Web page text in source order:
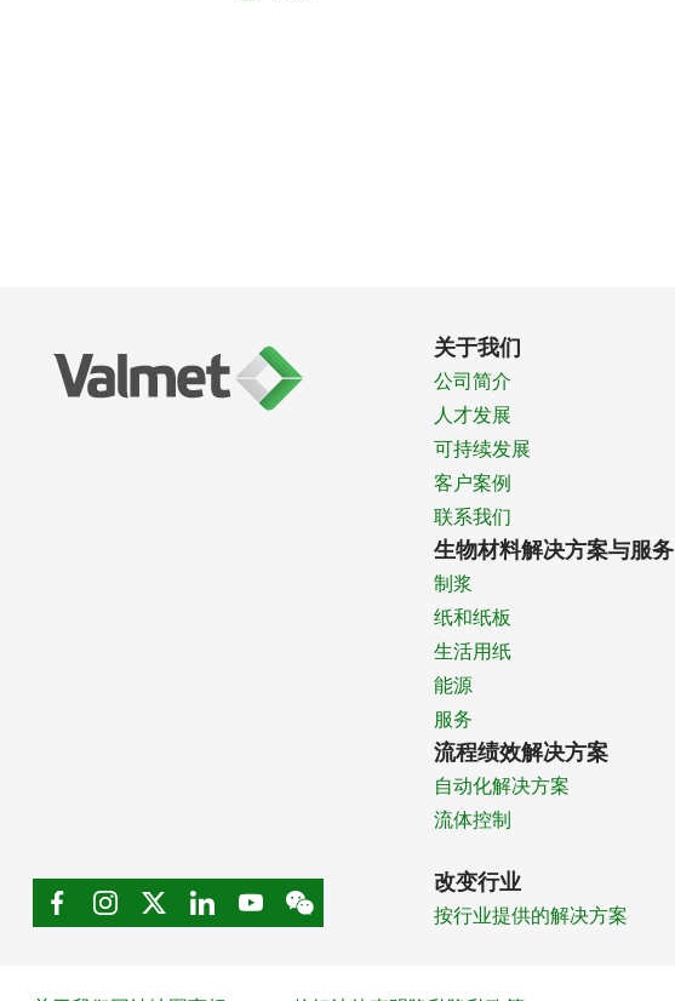
关于我们
公司简介
人才发展
可持续发展
客户案例
联系我们
生物材料解决方案与服务
制浆
纸和纸板
生活用纸
能源
服务
流程绩效解决方案
自动化解决方案
流体控制
改变行业
按行业提供的解决方案